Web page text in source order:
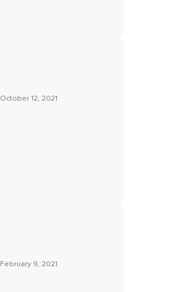
October 12, 2021
February 9, 2021